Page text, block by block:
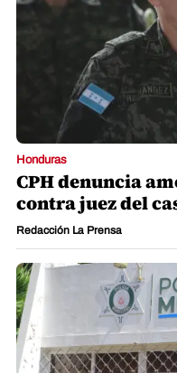
Honduras
CPH denuncia
contra juez del
Redacción La Prensa